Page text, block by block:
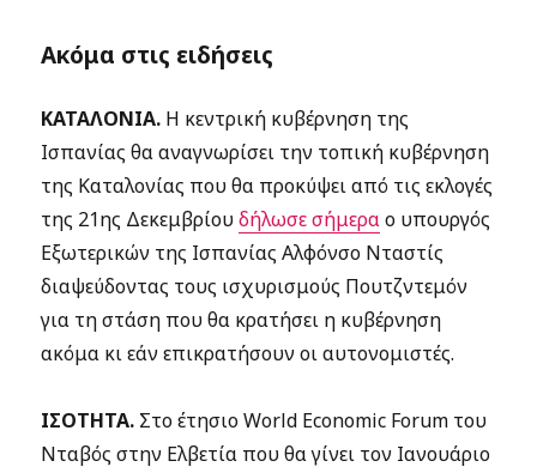
Ακόμα στις ειδήσεις
ΚΑΤΑΛΟΝΙΑ. Η κεντρική κυβέρνηση της
Ισπανίας θα αναγνωρίσει την τοπική κυβέρνηση
της Καταλονίας που θα προκύψει από τις εκλογές
της 21ης Δεκεμβρίουδήλωσε σήμεραο υπουργός
Εξωτερικών της Ισπανίας Αλφόνσο Νταστίς
διαψεύδοντας τους ισχυρισμούς Πουτζντεμόν
για τη στάση που θα κρατήσει η κυβέρνηση
ακόμα κι εάν επικρατήσουν οι αυτονομιστές.
ΙΣΟΤΗΤΑ. Στο έτησιο World Economic Forum του
Νταβός στην Ελβετία που θα γίνει τον Ιανουάριο